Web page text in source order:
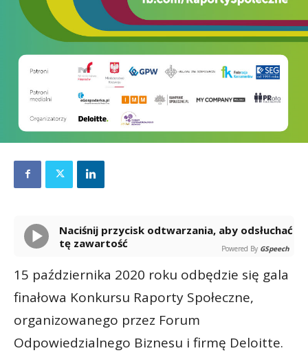
Naciśnij przycisk odtwarzania, aby odsłuchać
tę zawartość
Powered By GSpeech
15 października 2020 roku odbędzie się gala
finałowa Konkursu Raporty Społeczne,
organizowanego przez Forum
Odpowiedzialnego Biznesu i firmę Deloitte.